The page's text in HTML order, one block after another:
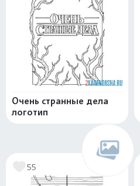
Очень странные дела
логотип
55